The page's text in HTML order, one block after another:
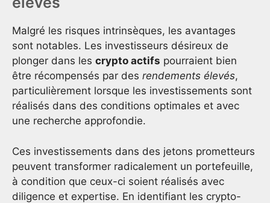
Malgré les risques intrinsèques, les avantages
sont notables. Les investisseurs désireux de
plonger dans les crypto actifs pourraient bien
être récompensés par des rendements élevés,
particulièrement lorsque les investissements sont
réalisés dans des conditions optimales et avec
une recherche approfondie.
Ces investissements dans des jetons prometteurs
peuvent transformer radicalement un portefeuille,
à condition que ceux-ci soient réalisés avec
diligence et expertise. En identifiant les crypto-